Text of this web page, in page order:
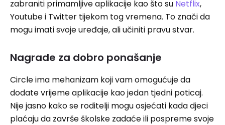
zabraniti primamljive aplikacije kao što su Netflix,
Youtube i Twitter tijekom tog vremena. To znači da
mogu imati svoje uređaje, ali učiniti pravu stvar.
Nagrade za dobro ponašanje
Circle ima mehanizam koji vam omogućuje da
dodate vrijeme aplikacije kao jedan tjedni poticaj.
Nije jasno kako se roditelji mogu osjećati kada djeci
plaćaju da završe školske zadaće ili pospreme svoje